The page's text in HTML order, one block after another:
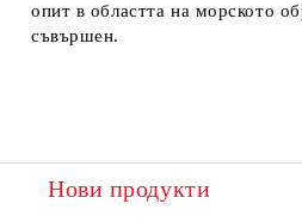
опит в областта на морското
съвършен.
Нови продукти